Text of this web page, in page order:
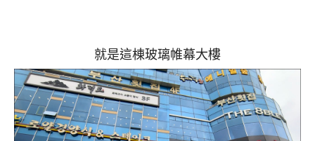
就是這棟玻璃帷幕大樓